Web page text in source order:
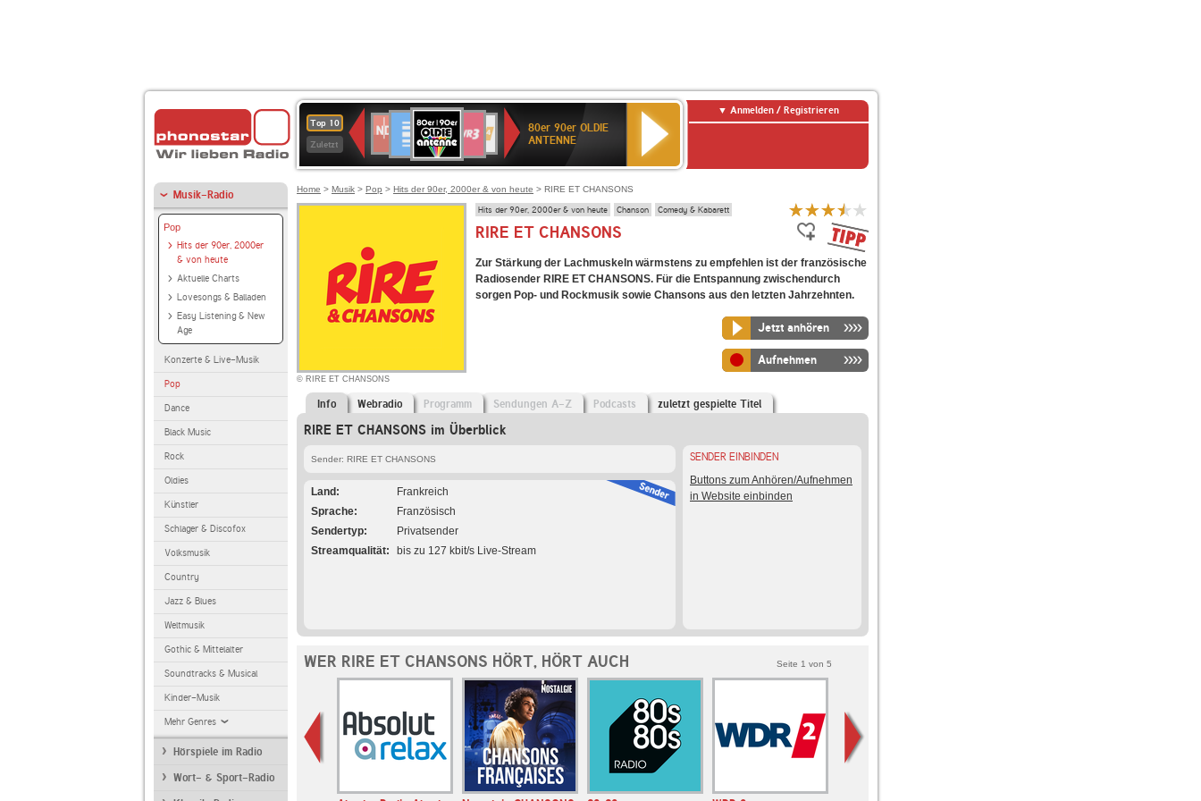
Top 10
Zuletzt
Deutschlandfunk
80er
90er
OLDIE
ANTENNE
SWR3
SWR
Kultur
NDR
2
80er 90er OLDIE
ANTENNE
Anmelden / Registrieren
Musik-Radio
Pop
Hits der 90er, 2000er
& von heute
Aktuelle Charts
Lovesongs & Balladen
Easy Listening & New
Age
Konzerte & Live-Musik
Pop
Dance
Black Music
Rock
Oldies
Künstler
Schlager & Discofox
Volksmusik
Country
Jazz & Blues
Weltmusik
Gothic & Mittelalter
Soundtracks & Musical
Kinder-Musik
Mehr Genres
Hörspiele im Radio
Wort- & Sport-Radio
Home > Musik > Pop > Hits der 90er, 2000er & von heute > RIRE ET CHANSONS
© RIRE ET CHANSONS
Hits der 90er, 2000er & von heute Chanson Comedy & Kabarett
RIRE ET CHANSONS
Zur Stärkung der Lachmuskeln wärmstens zu empfehlen ist der französische
Radiosender RIRE ET CHANSONS. Für die Entspannung zwischendurch
sorgen Pop- und Rockmusik sowie Chansons aus den letzten Jahrzehnten.
Jetzt anhören
Aufnehmen
Info Webradio Programm Sendungen A-Z Podcasts zuletzt gespielte Titel
RIRE ET CHANSONS im Überblick
Sender: RIRE ET CHANSONS
Land
Frankreich
Sprache
Französisch
Sendertyp
Privatsender
Streamqualität
bis zu 127 kbit/s Live-Stream
SENDER EINBINDEN
Buttons zum Anhören/Aufnehmen
in Website einbinden
WER RIRE ET CHANSONS HÖRT, HÖRT AUCH Seite 1 von 5